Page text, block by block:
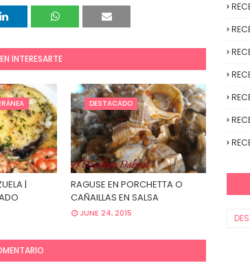
INTERESARTE
|
DESTACADO
RAGUSE EN PORCHETTA O
CAÑAILLAS EN SALSA
JUNE 24, 2015